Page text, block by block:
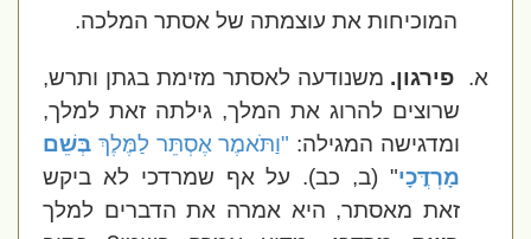
המוכיחות את עוצמתה של אסתר המלכה.
א. פירגון.משנודעה לאסתר מזימת בגתן ותרש,
שרוצים להרוג את המלך, גילתה זאת למלך,
ומדגישה המגילה:"וַתֹּאמֶר אֶסְתֵּר לַמֶּלֶךְבְּשֵׁם
מָרְדֳּכָי" (ב, כב).על אף שמרדכי לא ביקש
זאת מאסתר, היא אמרה את הדברים למלך